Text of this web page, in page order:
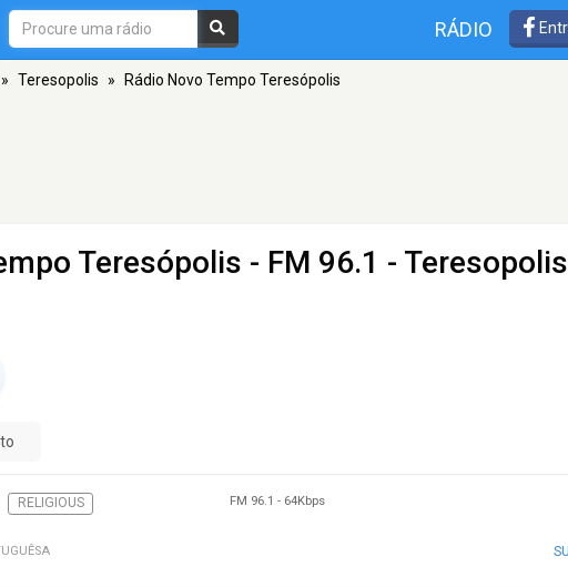
RÁDIO
» Teresopolis » Rádio Novo Tempo Teresópolis
Teresópolis - FM 96.1 - Teresopolis
RELIGIOUS FM 96.1 - 64Kbps